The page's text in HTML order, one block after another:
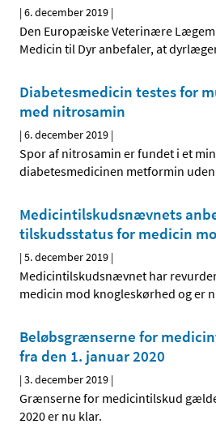
|6. december 2019 |
Den Europæiske Veterinære
Medicin til Dyr anbefaler, at
Diabetesmedicin testes for
med nitrosamin
|6. december 2019 |
Spor af nitrosamin er fundet i et
diabetesmedicinen metformin uden
Medicintilskudsnævnets
tilskudsstatus for medicin
|5. december 2019 |
Medicintilskudsnævnet har
medicin mod knogleskørhed og er
Beløbsgrænserne for
fra den 1. januar 2020
|3. december 2019 |
Grænserne for medicintilskud
2020 er nu klar.